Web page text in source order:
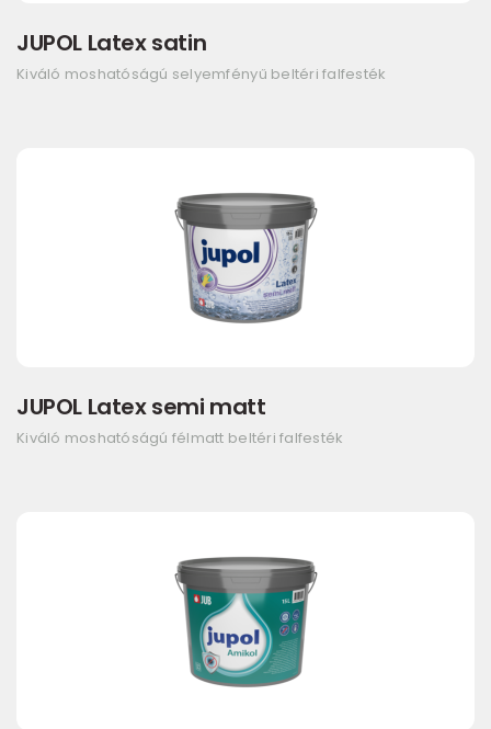
JUPOL Latex satin
Kiváló moshatóságú selyemfényű beltéri falfesték
JUPOL Latex semi matt
Kiváló moshatóságú félmatt beltéri falfesték